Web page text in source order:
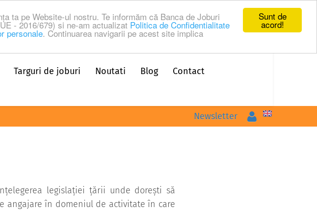
Sunt de
acord!
ta pe Website-ul nostru. Te informăm că Banca de Joburi
- 2016/679) si ne-am actualizat Politica de Confidentialitate
personale. Continuarea navigarii pe acest site implica
Targuri de joburi Noutati Blog Contact
Newsletter Logare
legislației țării unde dorești să
angajare în domeniul de activitate în care